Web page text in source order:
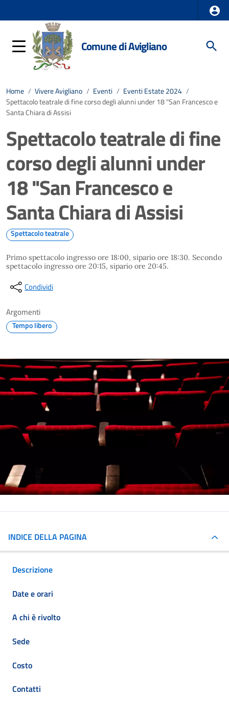
Comune di Avigliano
Home / Vivere Avigliano / Eventi / Eventi Estate 2024 /
Spettacolo teatrale di fine corso degli alunni under 18 "San Francesco e
Santa Chiara di Assisi
Spettacolo teatrale di fine
corso degli alunni under
18 "San Francesco e
Santa Chiara di Assisi
Spettacolo teatrale
Primo spettacolo ingresso ore 18:00, sipario ore 18:30. Secondo
spettacolo ingresso ore 20:15, sipario ore 20:45.
Condividi
Argomenti
Tempo libero
INDICE DELLA PAGINA
Descrizione
Date e orari
A chi è rivolto
Sede
Costo
Contatti